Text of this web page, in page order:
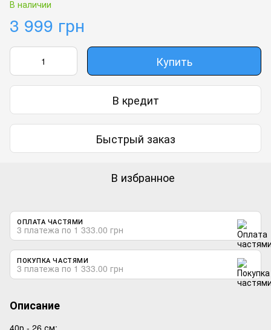
В наличии
3 999 грн
Купить
В кредит
Быстрый заказ
В избранное
ОПЛАТА ЧАСТЯМИ
3 платежа по 1 333.00 грн
ПОКУПКА ЧАСТЯМИ
3 платежа по 1 333.00 грн
Описание
40р - 26 см;